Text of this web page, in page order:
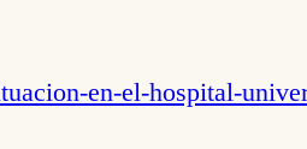
en-el-hospital-